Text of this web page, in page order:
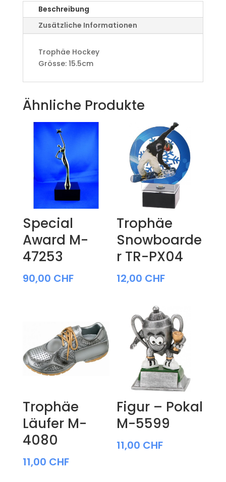
Beschreibung
Zusätzliche Informationen
Trophäe Hockey
Grösse: 15.5cm
Ähnliche Produkte
Special
Award M-
47253
90,00 CHF
Trophäe
Snowboarde
r TR-PX04
12,00 CHF
Trophäe
Läufer M-
4080
11,00 CHF
Figur – Pokal
M-5599
11,00 CHF